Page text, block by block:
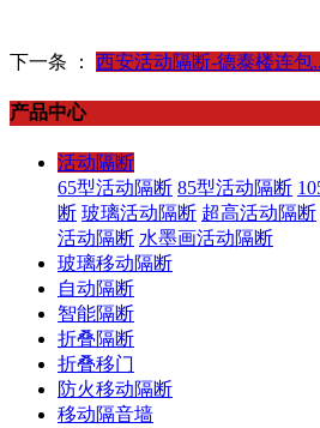
下一条 ： 西安活动隔断-德泰楼连包
产品中心
活动隔断
65型活动隔断 85型活动隔断
断 玻璃活动隔断 超高活动隔断
活动隔断 水墨画活动隔断
玻璃移动隔断
自动隔断
智能隔断
折叠隔断
折叠移门
防火移动隔断
移动隔音墙